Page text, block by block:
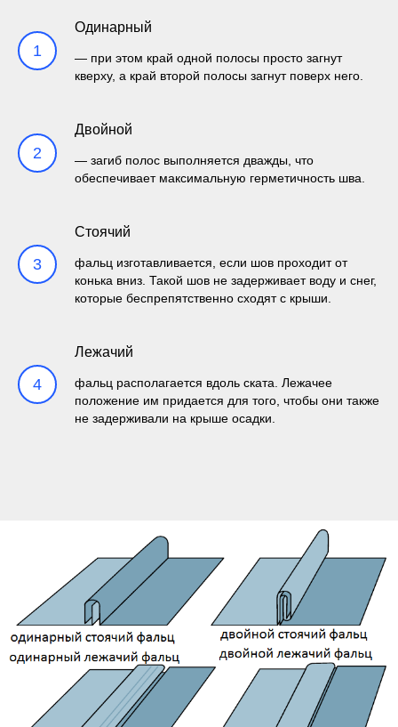
1
Одинарный
— при этом край одной полосы просто загнут
кверху, а край второй полосы загнут поверх него.
2
Двойной
— загиб полос выполняется дважды, что
обеспечивает максимальную герметичность шва.
3
Стоячий
фальц изготавливается, если шов проходит от
конька вниз. Такой шов не задерживает воду и снег,
которые беспрепятственно сходят с крыши.
4
Лежачий
фальц располагается вдоль ската. Лежачее
положение им придается для того, чтобы они также
не задерживали на крыше осадки.